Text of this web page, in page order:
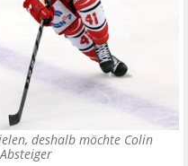
deshalb möchte Colin